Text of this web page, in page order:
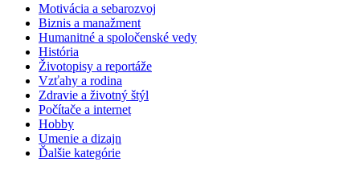
Motivácia a sebarozvoj
Biznis a manažment
Humanitné a spoločenské vedy
História
Životopisy a reportáže
Vzťahy a rodina
Zdravie a životný štýl
Počítače a internet
Hobby
Umenie a dizajn
Ďalšie kategórie